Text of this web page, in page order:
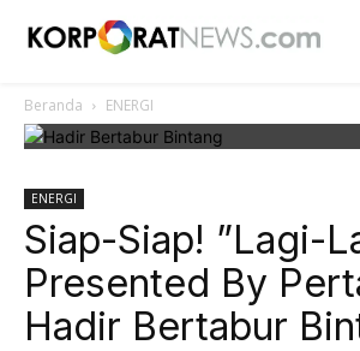
Beranda ENERGI
ENERGI
Siap-Siap! ”Lagi-
Presented By
Hadir Bertabur